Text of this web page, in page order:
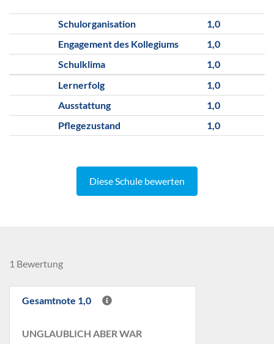
Schulorganisation
1,0
Engagement des Kollegiums
1,0
Schulklima
1,0
Lernerfolg
1,0
Ausstattung
1,0
Pflegezustand
1,0
Diese Schule bewerten
1 Bewertung
Gesamtnote 1,0
UNGLAUBLICH ABER WAR